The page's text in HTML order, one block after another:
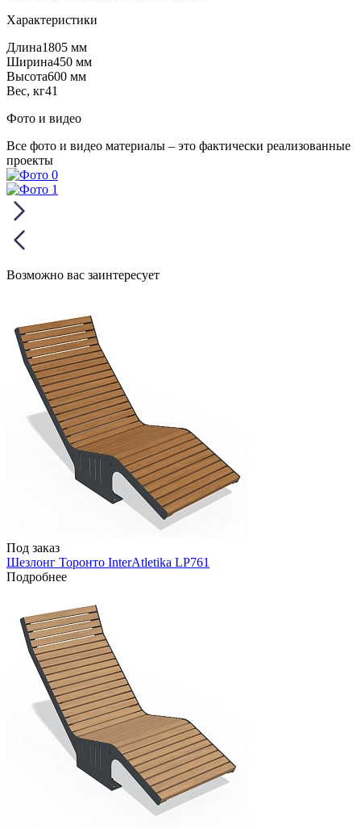
Характеристики
Длина1805 мм
Ширина450 мм
Высота600 мм
Вес, кг41
Фото и видео
Все фото и видео материалы – это фактически реализованные
проекты
Возможно вас заинтересует
Под заказ
Шезлонг Торонто InterAtletika LP761
Подробнее